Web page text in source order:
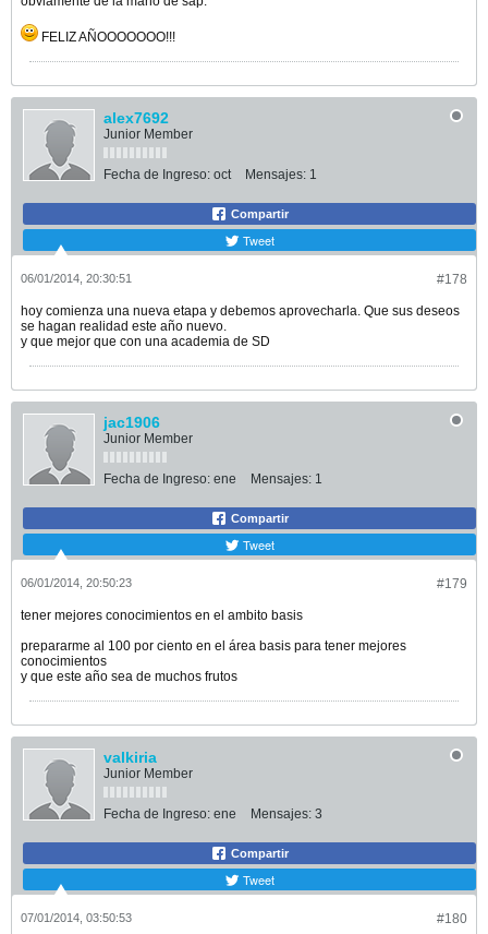
FELIZ AÑOOOOOOO!!!
alex7692
Junior Member
Fecha de Ingreso: oct Mensajes: 1
Compartir
Tweet
#178
06/01/2014, 20:30:51
hoy comienza una nueva etapa y debemos aprovecharla. Que sus deseos
se hagan realidad este año nuevo.
y que mejor que con una academia de SD
jac1906
Junior Member
Fecha de Ingreso: ene Mensajes: 1
Compartir
Tweet
#179
06/01/2014, 20:50:23
tener mejores conocimientos en el ambito basis
prepararme al 100 por ciento en el área basis para tener mejores
conocimientos
y que este año sea de muchos frutos
valkiria
Junior Member
Fecha de Ingreso: ene Mensajes: 3
Compartir
Tweet
#180
07/01/2014, 03:50:53